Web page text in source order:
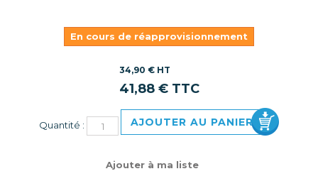
En cours de réapprovisionnement
34,90 € HT
41,88 € TTC
Quantité : AJOUTER AU PANIER
Ajouter à ma liste